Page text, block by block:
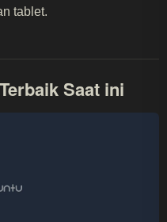
tablet.
Saat ini